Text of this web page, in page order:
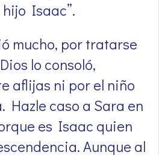
Isaac”.
mucho, por tratarse
lo consoló,
aflijas ni por el niño
Hazle caso a Sara en
es Isaac quien
Aunque al